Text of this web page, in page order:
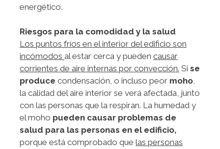
energético.
Riesgos para la comodidad y la salud
Los puntos fríos en el interior del edificio son
incómodos al estar cerca y pueden causar
corrientes de aire internas por convección. Si se
produce condensación, o incluso peor moho,
la calidad del aire interior se verá afectada, junto
con las personas que la respiran. La humedad y
el moho pueden causar problemas de
salud para las personas en el edificio,
porque está comprobado que las personas